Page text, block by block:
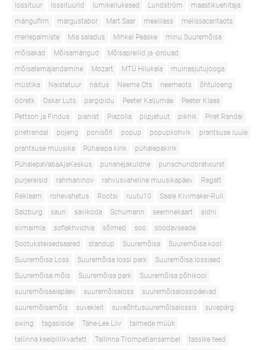
lossituur
lossituurid lumikellukesed Lundström
maastikuehitaja
mängufilm
margustabor Mart Saar meelilass
melissacaritaots
merlepalmiste
Mia saladus Mihkel Peäske
minu Suuremõisa
mõisakad
Mõisamängud
Mõisapreilid ja -prouad
mõisatemajandamine
Mozart MTÜ Hiiukala
muinasjutujooga
müstika
Naistetuur näitus Neeme Ots neemeots
õhtuloeng
ööretk
Oskar Luts pargipidu Peeter Kaljumäe
Peeter Klaas
Pettson ja Findus
pianist Piazolla piipjatuut piknik
Piret Randal
piretrandal
pojeng ponisõit popup popupkohvik
prantsuse luule
prantsuse muusika
Pühalepa kirik
pühalepakirik
PühalepaVabaAjaKeskus
punanejakuldne
punschundbratwurst
purjereisid
rahmaninov rahvusvaheline muusikapäev
Regatt
Reklaam
rohevahetus Rootsi ruutu10
Saale Kivimaker-Rull
Salzburg
saun savikoda Schumann seemnekaart
sidni
siimaimla
sofiakhvichia sõlmed soo
söödavseade
Sootuksteisedsaared
standup Suuremõisa
Suuremõisa kool
Suuremõisa Loss
Suuremõisa lossi park
Suuremõisa lossiaed
Suuremõisa mõis
Suuremõisa park
Suuremõisa põhikool
suuremõisaaiapäev
suuremõisaloss
suuremõisalossipäevad
suuremõisamõis
suvekleit suveõhtusuuremõisalossis
suvepärg
swing
tagasiside Tähe-Lee Liiv
taimede müük
tallinna keelpillikvartett
Tallinna Trompetiansambel tassike teed